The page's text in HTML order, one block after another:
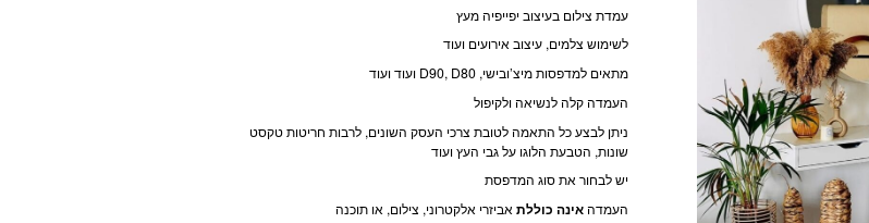
עמדת צילום בעיצוב יפייפיה מעץ
לשימוש צלמים, עיצוב אירועים ועוד
מתאים למדפסות מיצ’ובישי, D90, D80 ועוד ועוד
העמדה קלה לנשיאה ולקיפול
ניתן לבצע כל התאמה לטובת צרכי העסק השונים, לרבות חריטות טקסט
שונות, הטבעת הלוגו על גבי העץ ועוד
יש לבחור את סוג המדפסת
העמדהאינה כוללתאביזרי אלקטרוני, צילום, או תוכנה